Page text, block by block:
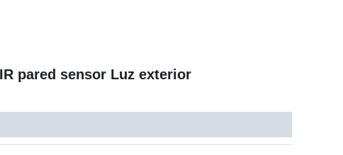
pared sensor Luz exterior